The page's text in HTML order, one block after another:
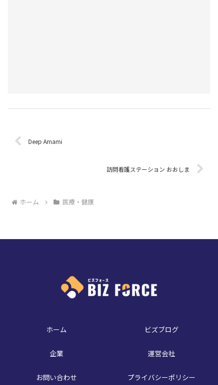
Deep Amami
訪問看護ステーション おおしま
ホーム 医療・健康
ホーム ビズブログ
企業 運営会社
お問い合わせ プライバシーポリシー